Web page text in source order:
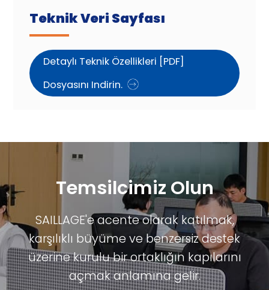
Teknik Veri Sayfası
Detaylı Teknik Özellikleri [PDF]
Dosyasını Indirin.
Temsilcimiz Olun
SAILLAGE'e acente olarak katılmak,
karşılıklı büyüme ve benzersiz destek
üzerine kurulu bir ortaklığın kapılarını
açmak anlamına gelir.